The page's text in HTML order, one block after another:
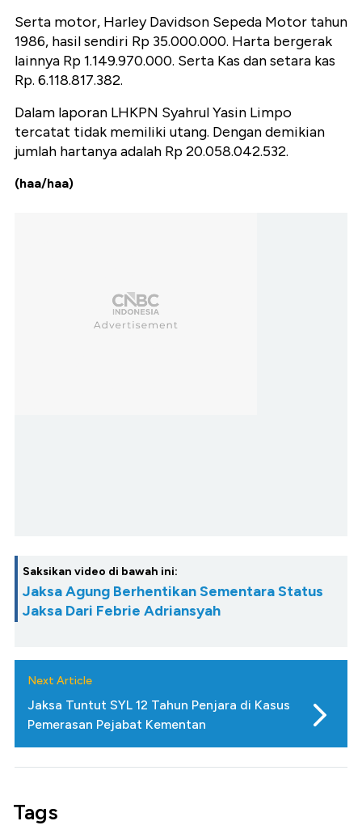
Serta motor, Harley Davidson Sepeda Motor tahun
1986, hasil sendiri Rp 35.000.000. Harta bergerak
lainnya Rp 1.149.970.000. Serta Kas dan setara kas
Rp. 6.118.817.382.
Dalam laporan LHKPN Syahrul Yasin Limpo
tercatat tidak memiliki utang. Dengan demikian
jumlah hartanya adalah Rp 20.058.042.532.
(haa/haa)
Saksikan video di bawah ini:
Jaksa Agung Berhentikan Sementara Status
Jaksa Dari Febrie Adriansyah
Next Article
Jaksa Tuntut SYL 12 Tahun Penjara di Kasus
Pemerasan Pejabat Kementan
Tags